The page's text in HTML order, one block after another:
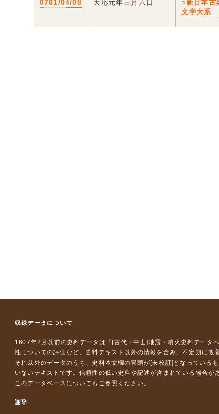
0781/04/08 天応元年三月六日
○新日本古
文学大系
収録データについて
1607年2月以前の史料データは『 [古代・中世]地震・噴火史料データ
性についての評価など、史料テキスト以外の情報を含み、不定期に改
それ以外のデータのうち、史料本文欄の冒頭が[未校訂]となっている
いないテキストです。信頼性の低い史料や記述が含まれている場合が
このデータベースについて もご参照ください。
謝辞